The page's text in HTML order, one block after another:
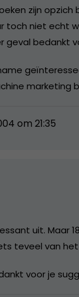
zijn opzich
toch niet echt
geval bedankt
marketing
om 21:35
uit. Maar
teveel van
voor je